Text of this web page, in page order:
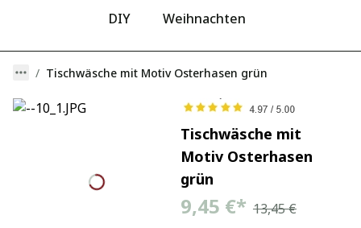
DIY
Weihnachten
Tischwäsche mit Motiv Osterhasen grün
Tischwäsche mit
Motiv Osterhasen
grün
9,45 €* 13,45 €